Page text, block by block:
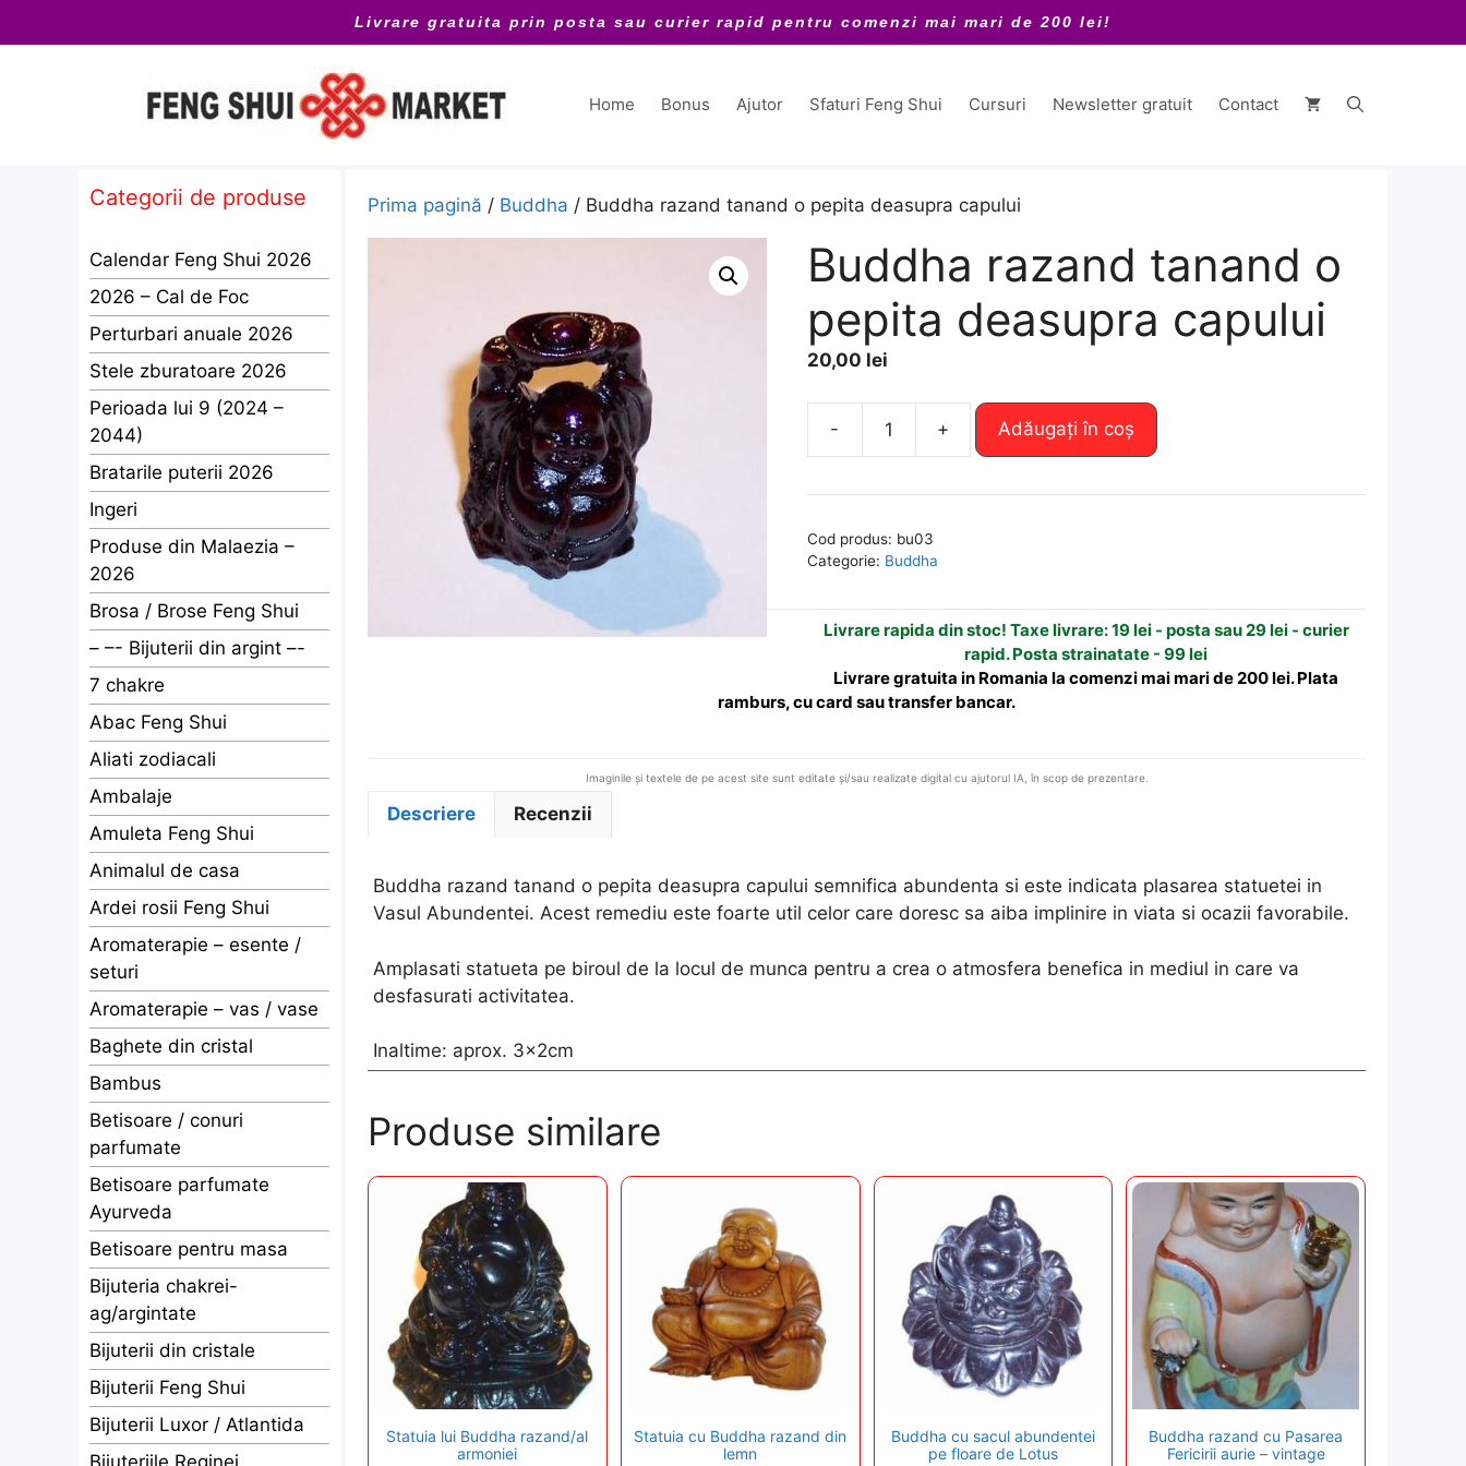
la
Livrare gratuita prin posta sau curier rapid pentru comenzi mai mari de 200 lei!
Home Bonus Ajutor Sfaturi Feng Shui Cursuri Newsletter gratuit Contact
Prima pagină / Buddha / Buddha razand tanand o pepita deasupra capului
Buddha razand tanand o
pepita deasupra capului
20,00 lei
-
razand
o
deasupra
capului
+ Adăugați în coș
e
n
t
:
Cod produs: bu03
Categorie: Buddha
Livrare rapida din stoc! Taxe livrare: 19 lei - posta sau 29 lei - curier
rapid. Posta strainatate - 99 lei
Livrare gratuita in Romania la comenzi mai mari de 200 lei. Plata
ramburs, cu card sau transfer bancar.
Imaginile și textele de pe acest site sunt editate și/sau realizate digital cu ajutorul IA, în scop de prezentare.
Descriere Recenzii
Buddha razand tanand o pepita deasupra capului semnifica abundenta si este indicata plasarea statuetei in
Vasul Abundentei. Acest remediu este foarte util celor care doresc sa aiba implinire in viata si ocazii favorabile.
Amplasati statueta pe biroul de la locul de munca pentru a crea o atmosfera benefica in mediul in care va
desfasurati activitatea.
Inaltime: aprox. 3x2cm
Produse similare
Statuia lui Buddha razand/al
armoniei
Statuia cu Buddha razand din
lemn
Buddha cu sacul abundentei
pe floare de Lotus
Buddha razand cu Pasarea
Fericirii aurie – vintage
Categorii de produse
Calendar Feng Shui 2026
2026 – Cal de Foc
Perturbari anuale 2026
Stele zburatoare 2026
Perioada lui 9 (2024 –
2044)
Bratarile puterii 2026
Ingeri
Produse din Malaezia –
2026
Brosa / Brose Feng Shui
– –- Bijuterii din argint –-
7 chakre
Abac Feng Shui
Aliati zodiacali
Ambalaje
Amuleta Feng Shui
Animalul de casa
Ardei rosii Feng Shui
Aromaterapie – esente /
seturi
Aromaterapie – vas / vase
Baghete din cristal
Bambus
Betisoare / conuri
parfumate
Betisoare parfumate
Ayurveda
Betisoare pentru masa
Bijuteria chakrei-
ag/argintate
Bijuterii din cristale
Bijuterii Feng Shui
Bijuterii Luxor / Atlantida
Bijuteriile Reginei